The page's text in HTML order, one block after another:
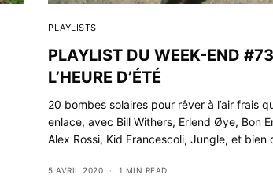
PLAYLISTS
PLAYLIST DU WEEK-END
L’HEURE D’ÉTÉ
20 bombes solaires pour rêver à l’air frais
enlace, avec Bill Withers, Erlend Øye, Bon
Alex Rossi, Kid Francescoli, Jungle, et bien
5 AVRIL 2020 1 MIN READ